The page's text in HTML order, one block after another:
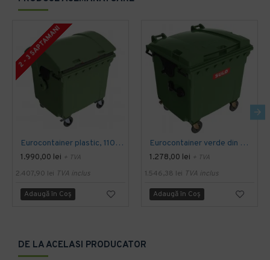
2 - 3 SAPTAMANI
Eurocontainer plastic, 1100 L, verde, capac rotund - Transport Inclus
1.990,00 lei + TVA
2.407,90 lei TVA inclus
Adaugă în Coş
Eurocontainer verde din material plastic, cu capac plat, SULO, 1100 l - Transport Inclus
1.278,00 lei + TVA
1.546,38 lei TVA inclus
Adaugă în Coş
DE LA ACELASI PRODUCATOR